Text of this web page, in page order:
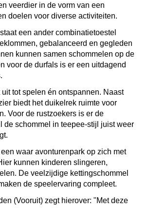
veerdier in de vorm van een
doelen voor diverse activiteiten.
een ander combinatietoestel
gebalanceerd en gegleden
kunnen samen schommelen op de
voor de durfals is er een uitdagend
tot spelen én ontspannen. Naast
biedt het duikelrek ruimte voor
Voor de rustzoekers is er de
de schommel in teepee-stijl juist weer
waar avonturenpark op zich met
kunnen kinderen slingeren,
De veelzijdige kettingschommel
de speelervaring compleet.
(Vooruit) zegt hierover: "Met deze